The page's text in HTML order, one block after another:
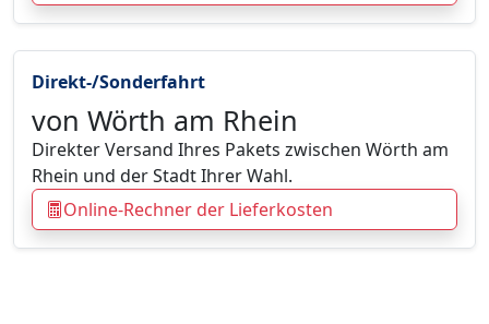
Direkt-/Sonderfahrt
von Wörth am Rhein
Direkter Versand Ihres Pakets zwischen Wörth am
Rhein und der Stadt Ihrer Wahl.
Online-Rechner der Lieferkosten